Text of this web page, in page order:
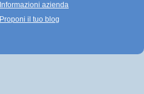
Informazioni azienda
Proponi il tuo blog